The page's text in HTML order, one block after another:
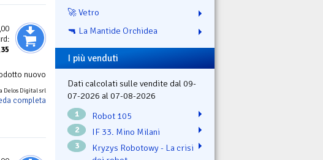
nuovo
Delos Digital srl
completa
🚀 Vetro
🔫 La Mantide Orchidea
I più venduti
Dati calcolati sulle vendite dal 09-
07-2026 al 07-08-2026
1 Robot 105
2 IF 33. Mino Milani
3
Kryzys Robotowy - La crisi